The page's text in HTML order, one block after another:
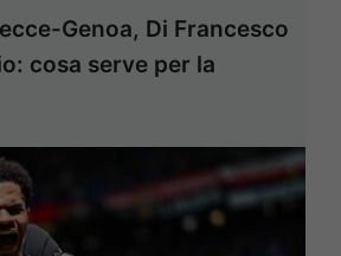
Genoa, Di Francesco
cosa serve per la